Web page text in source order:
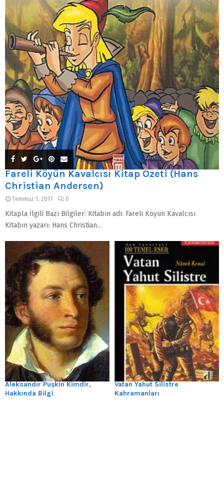
Fareli Köyün Kavalcısı Kitap Özeti (Hans
Christian Andersen)
Temmuz 1, 2017 0
Kitapla İlgili Bazı Bilgiler: Kitabın adı: Fareli Köyün Kavalcısı
Kitabın yazarı: Hans Christian...
Aleksandır Puşkin Kimdir,
Hakkında Bilgi
Vatan Yahut Silistre
Kahramanları